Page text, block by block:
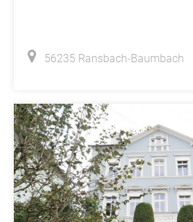
56235 Ransbach-Baumbach